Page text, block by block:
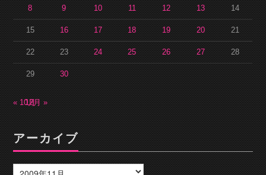
8 9 10 11 12 13 14
15 16 17 18 19 20 21
22 23 24 25 26 27 28
29 30
« 10月12月 »
アーカイブ
ー